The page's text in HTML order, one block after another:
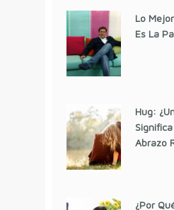
Lo
Es La
Hug:
Abrazo
¿Por